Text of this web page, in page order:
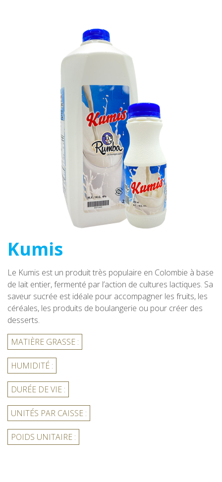
Kumis
Le Kumis est un produit très populaire en Colombie à base
de lait entier, fermenté par l’action de cultures lactiques. Sa
saveur sucrée est idéale pour accompagner les fruits, les
céréales, les produits de boulangerie ou pour créer des
desserts.
MATIÈRE GRASSE :
HUMIDITÉ :
DURÉE DE VIE :
UNITÉS PAR CAISSE :
POIDS UNITAIRE :